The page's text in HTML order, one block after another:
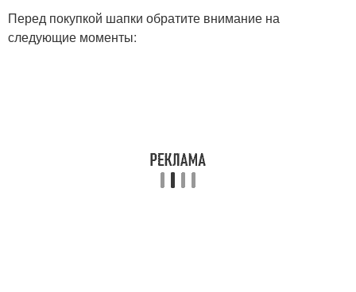
Перед покупкой шапки обратите внимание на
следующие моменты: